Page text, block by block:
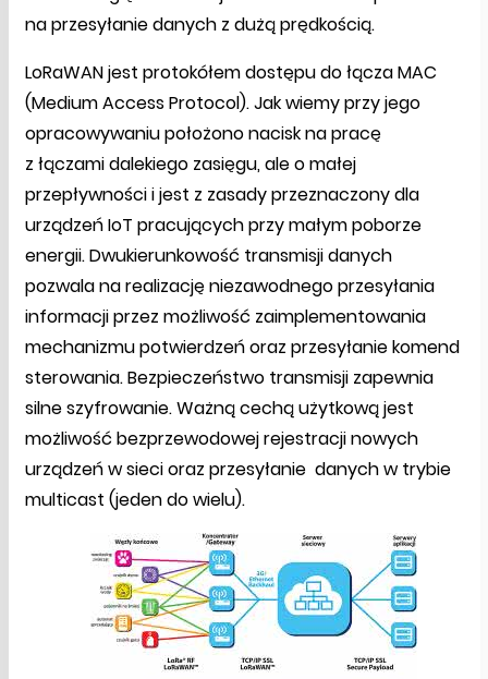
na przesyłanie danych z dużą prędkością.
LoRaWAN jest protokółem dostępu do łącza MAC
(Medium Access Protocol). Jak wiemy przy jego
opracowywaniu położono nacisk na pracę
z łączami dalekiego zasięgu, ale o małej
przepływności i jest z zasady przeznaczony dla
urządzeń IoT pracujących przy małym poborze
energii. Dwukierunkowość transmisji danych
pozwala na realizację niezawodnego przesyłania
informacji przez możliwość zaimplementowania
mechanizmu potwierdzeń oraz przesyłanie komend
sterowania. Bezpieczeństwo transmisji zapewnia
silne szyfrowanie. Ważną cechą użytkową jest
możliwość bezprzewodowej rejestracji nowych
urządzeń w sieci oraz przesyłanie danych w trybie
multicast (jeden do wielu).